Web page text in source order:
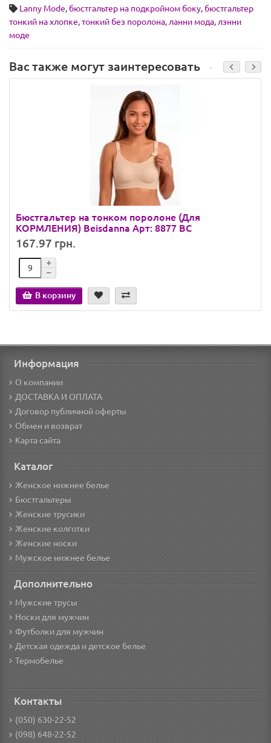
Lanny Mode,бюстгальтер на подкройном боку,бюстгальтер
тонкий на хлопке,тонкий без поролона,ланни мода,лэнни
моде
Вас также могут заинтересовать
Бюстгальтер на тонком поролоне (Для
КОРМЛЕНИЯ) Beisdanna Арт: 8877 BC
167.97 грн.
В корзину
Информация
О компании
ДОСТАВКА И ОПЛАТА
Договор публичной оферты
Обмен и возврат
Карта сайта
Каталог
Женское нижнее белье
Бюстгальтеры
Женские трусики
Женские колготки
Женские носки
Мужское нижнее белье
Дополнительно
Мужские трусы
Носки для мужчин
Футболки для мужчин
Детская одежда и детское белье
Термобелье
Контакты
(050) 630-22-52
(098) 648-22-52